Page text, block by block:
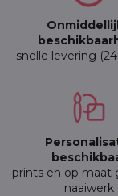
snelle levering
prints en op maat
naaiwerk